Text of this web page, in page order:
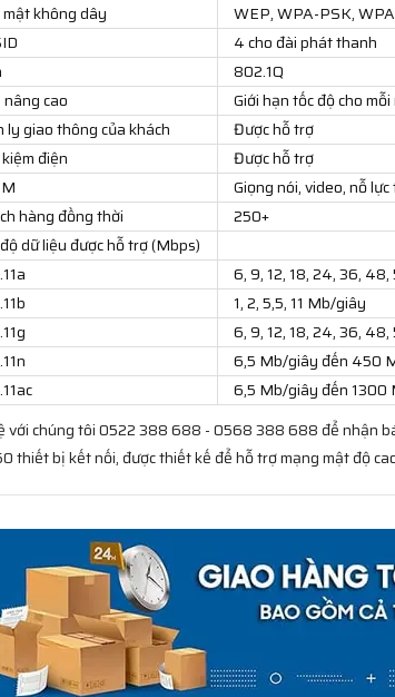
không dây
WEP, WPA-PSK,
4 cho đài phát thanh
802.1Q
nâng cao
Giới hạn tốc độ cho
ly giao thông của khách
Được hỗ trợ
điện
Được hỗ trợ
Giọng nói, video, nỗ
hàng đồng thời
250+
dữ liệu được hỗ trợ (Mbps)
6, 9, 12, 18, 24, 36,
1, 2, 5,5, 11 Mb/giây
6, 9, 12, 18, 24, 36,
6,5 Mb/giây đến 450
6,5 Mb/giây đến 1300
với chúng tôi 0522 388 688 - 0568 388 688 để nhận
thiết bị kết nối, được thiết kế để hỗ trợ mạng mật độ